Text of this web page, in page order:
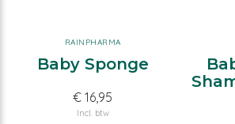
RAINPHARMA
Baby Sponge
€ 16,95
Incl. btw